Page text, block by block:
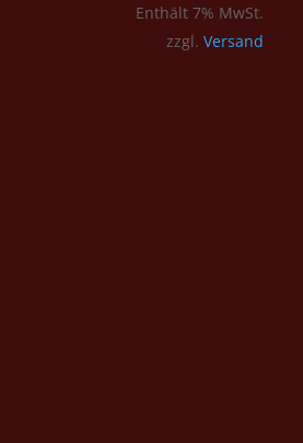
Enthält 7% MwSt.
zzgl. Versand